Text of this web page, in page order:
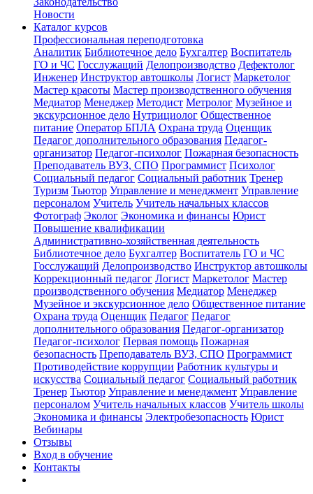
Новости
Каталог курсов
Профессиональная переподготовка
Аналитик Библиотечное дело Бухгалтер Воспитатель
ГО и ЧС Госслужащий Делопроизводство Дефектолог
Инженер Инструктор автошколы Логист Маркетолог
Мастер красоты Мастер производственного обучения
Медиатор Менеджер Методист Метролог Музейное и
экскурсионное дело Нутрициолог Общественное
питание Оператор БПЛА Охрана труда Оценщик
Педагог дополнительного образования Педагог-
организатор Педагог-психолог Пожарная безопасность
Преподаватель ВУЗ, СПО Программист Психолог
Социальный педагог Социальный работник Тренер
Туризм Тьютор Управление и менеджмент Управление
персоналом Учитель Учитель начальных классов
Фотограф Эколог Экономика и финансы Юрист
Повышение квалификации
Административно-хозяйственная деятельность
Библиотечное дело Бухгалтер Воспитатель ГО и ЧС
Госслужащий Делопроизводство Инструктор автошколы
Коррекционный педагог Логист Маркетолог Мастер
производственного обучения Медиатор Менеджер
Музейное и экскурсионное дело Общественное питание
Охрана труда Оценщик Педагог Педагог
дополнительного образования Педагог-организатор
Педагог-психолог Первая помощь Пожарная
безопасность Преподаватель ВУЗ, СПО Программист
Противодействие коррупции Работник культуры и
искусства Социальный педагог Социальный работник
Тренер Тьютор Управление и менеджмент Управление
персоналом Учитель начальных классов Учитель школы
Экономика и финансы Электробезопасность Юрист
Вебинары
Отзывы
Вход в обучение
Контакты